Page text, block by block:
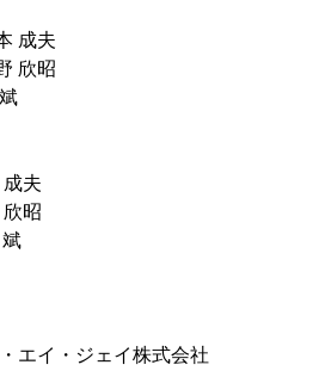
夫
欣昭
夫
昭
・ジェイ株式会社